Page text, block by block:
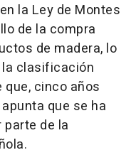
la Ley de Montes
de la compra
de madera, lo
la clasificación
que, cinco años
que se ha
de la